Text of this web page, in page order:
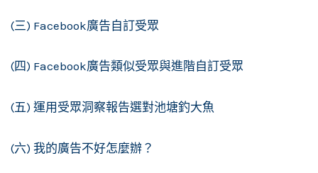
(三) Facebook廣告自訂受眾
(四) Facebook廣告類似受眾與進階自訂受眾
(五) 運用受眾洞察報告選對池塘釣大魚
(六) 我的廣告不好怎麼辦？